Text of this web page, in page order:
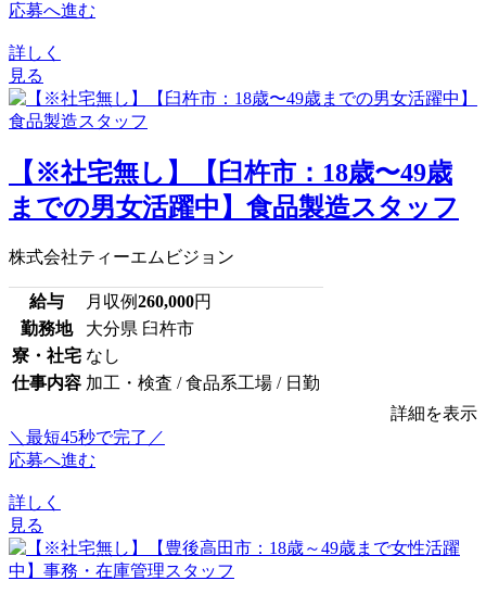
応募へ進む
詳しく
見る
【※社宅無し】【臼杵市：18歳〜49歳
までの男女活躍中】食品製造スタッフ
株式会社ティーエムビジョン
給与 月収例260,000円
勤務地
大分県 臼杵市
寮・社宅 なし
仕事内容 加工・検査 / 食品系工場 / 日勤
詳細を表示
＼最短45秒で完了／
応募へ進む
詳しく
見る